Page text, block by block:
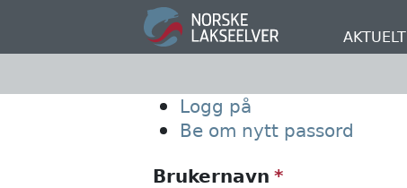
hovedinnhold
AKTUELT
Primary
tabs
Logg på
Be om nytt passord
Brukernavn